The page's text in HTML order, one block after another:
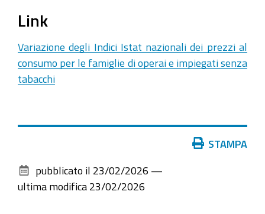
Link
Variazione degli Indici Istat nazionali dei prezzi al
consumo per le famiglie di operai e impiegati senza
tabacchi
documento
STAMPA
pubblicato il 23/02/2026 —
ultima modifica 23/02/2026